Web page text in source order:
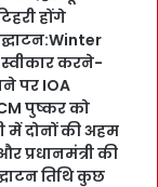
होंगे
करने-
पर IOA
पुष्कर को
में दोनों की अहम
प्रधानमंत्री की
तिथि कुछ